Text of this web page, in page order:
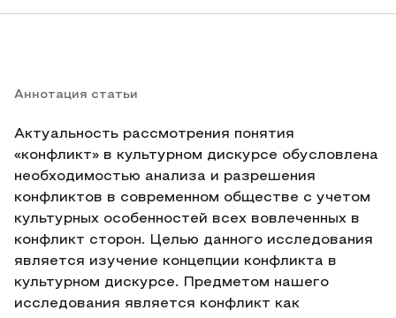
Аннотация статьи
Актуальность рассмотрения понятия
«конфликт» в культурном дискурсе обусловлена
необходимостью анализа и разрешения
конфликтов в современном обществе с учетом
культурных особенностей всех вовлеченных в
конфликт сторон. Целью данного исследования
является изучение концепции конфликта в
культурном дискурсе. Предметом нашего
исследования является конфликт как